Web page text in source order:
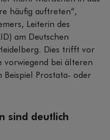
häufig auftreten“,
Leiterin des
am Deutschen
Dies trifft vor
vorwiegend bei älteren
Beispiel Prostata- oder
sind deutlich